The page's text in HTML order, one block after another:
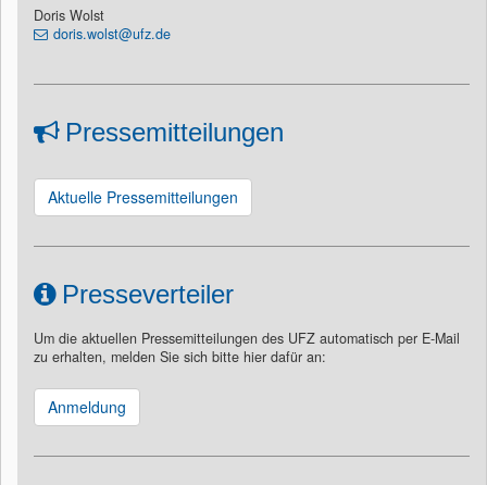
Doris Wolst
doris.wolst@ufz.de
Pressemitteilungen
Aktuelle Pressemitteilungen
Presseverteiler
Um die aktuellen Pressemitteilungen des UFZ automatisch per E-Mail
zu erhalten, melden Sie sich bitte hier dafür an:
Anmeldung